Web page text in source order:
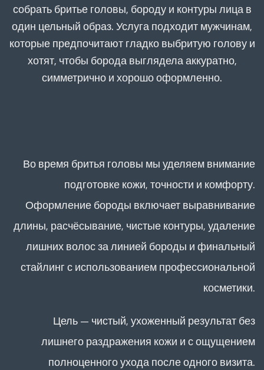
собрать бритье головы, бороду и контуры лица в
один цельный образ. Услуга подходит мужчинам,
которые предпочитают гладко выбритую голову и
хотят, чтобы борода выглядела аккуратно,
симметрично и хорошо оформленно.
Во время бритья головы мы уделяем внимание
подготовке кожи, точности и комфорту.
Оформление бороды включает выравнивание
длины, расчёсывание, чистые контуры, удаление
лишних волос за линией бороды и финальный
стайлинг с использованием профессиональной
косметики.
Цель — чистый, ухоженный результат без
лишнего раздражения кожи и с ощущением
полноценного ухода после одного визита.